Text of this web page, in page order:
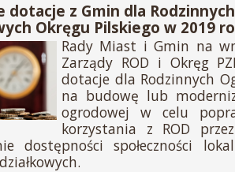
dotacje z Gmin dla
Okręgu Pilskiego w 2019
Rady Miast i Gmin na
Zarządy ROD i Okręg
dotacje dla Rodzinnych
na budowę lub
ogrodowej w celu
korzystania z ROD
dostępności społeczności